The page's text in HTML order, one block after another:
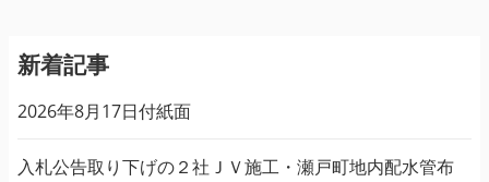
新着記事
2026年8月17日付紙面
入札公告取り下げの２社ＪＶ施工・瀬戸町地内配水管布